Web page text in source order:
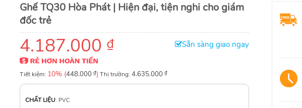
Ghế TQ30 Hòa Phát | Hiện đại, tiện nghi cho giám
đốc trẻ
4.187.000 ₫ Sẵn sàng giao ngay
Tiết kiệm: 10% (448.000 ₫) Thị trường: 4.635.000 ₫
CHẤT LIỆU: PVC